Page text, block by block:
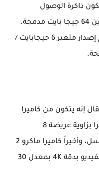
تكون ذاكرة الوصول
العشوائي 4 جيجا بايت وذاكرة التخزين 64 جيجا بايت مدمجة.
فضلاً على ذلك، من المحتمل أن يتم إصدار متغير 6 جيجابايت /
إنه يتكون من كاميرا
بزاوية عريضة 50 ميجابكسل، وكاميرا بزاوية عريضة 8
ميجابكسل، وكاميرا عمق 2 ميجابكسل، وأخيراً كاميرا ماكرو 2
ميجابكسل. يمكن التقاط مقاطع الفيديو بدقة 4K بمعدل 30